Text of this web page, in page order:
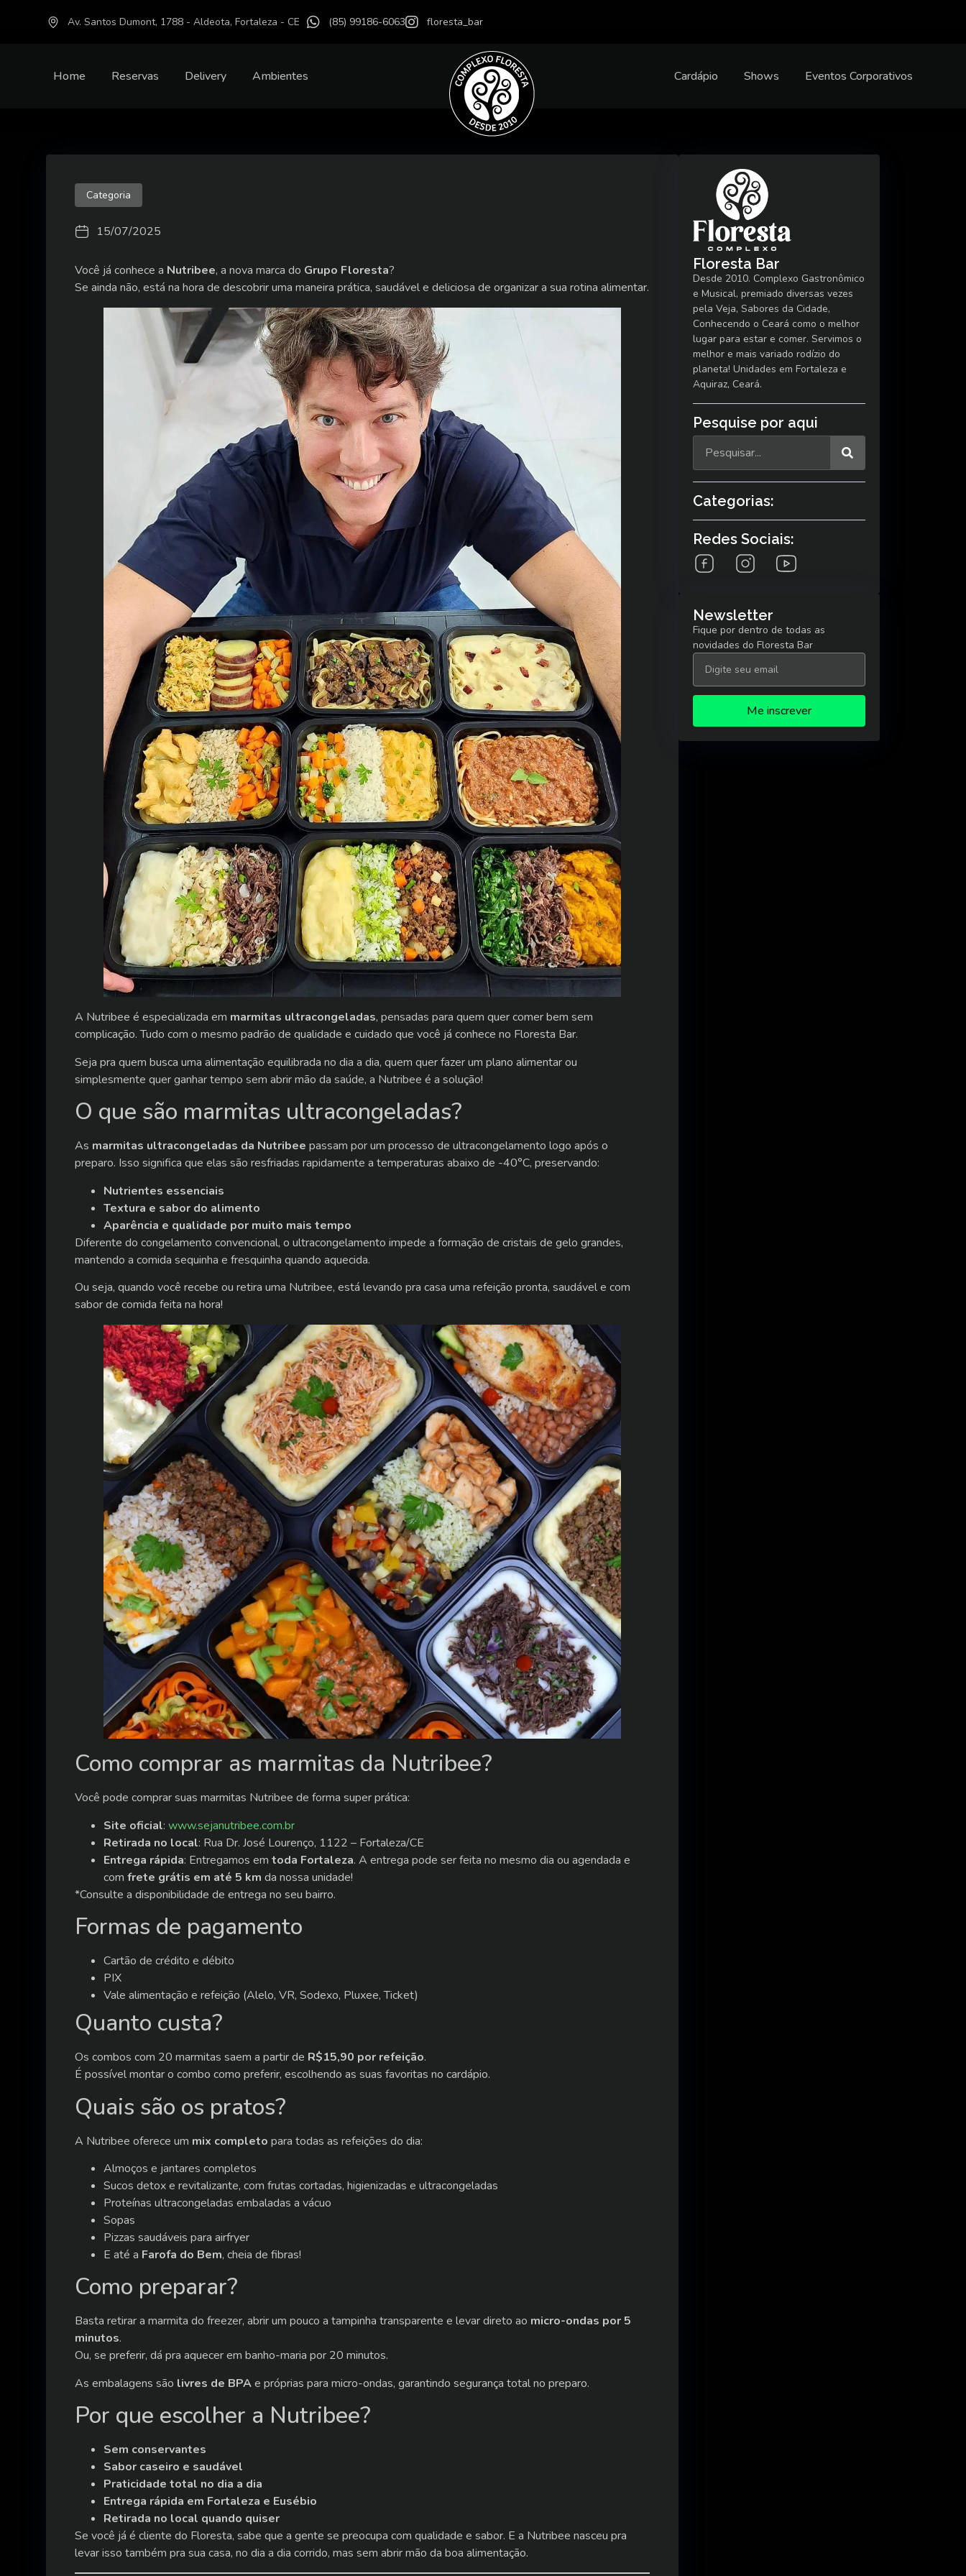
Av. Santos Dumont, 1788 - Aldeota, Fortaleza - CE (85) 99186-6063 floresta_bar
Home Reservas Delivery Ambientes Cardápio Shows Eventos Corporativos
Categoria
15/07/2025
Você já conhece a Nutribee, a nova marca do Grupo Floresta?
Se ainda não, está na hora de descobrir uma maneira prática, saudável e deliciosa de organizar a sua rotina alimentar.
A Nutribee é especializada em marmitas ultracongeladas, pensadas para quem quer comer bem sem
complicação. Tudo com o mesmo padrão de qualidade e cuidado que você já conhece no Floresta Bar.
Seja pra quem busca uma alimentação equilibrada no dia a dia, quem quer fazer um plano alimentar ou
simplesmente quer ganhar tempo sem abrir mão da saúde, a Nutribee é a solução!
O que são marmitas ultracongeladas?
As marmitas ultracongeladas da Nutribee passam por um processo de ultracongelamento logo após o
preparo. Isso significa que elas são resfriadas rapidamente a temperaturas abaixo de -40°C, preservando:
Nutrientes essenciais
Textura e sabor do alimento
Aparência e qualidade por muito mais tempo
Diferente do congelamento convencional, o ultracongelamento impede a formação de cristais de gelo grandes,
mantendo a comida sequinha e fresquinha quando aquecida.
Ou seja, quando você recebe ou retira uma Nutribee, está levando pra casa uma refeição pronta, saudável e com
sabor de comida feita na hora!
Como comprar as marmitas da Nutribee?
Você pode comprar suas marmitas Nutribee de forma super prática:
Site oficial: www.sejanutribee.com.br
Retirada no local: Rua Dr. José Lourenço, 1122 – Fortaleza/CE
Entrega rápida: Entregamos em toda Fortaleza. A entrega pode ser feita no mesmo dia ou agendada e
com frete grátis em até 5 km da nossa unidade!
*Consulte a disponibilidade de entrega no seu bairro.
Formas de pagamento
Cartão de crédito e débito
PIX
Vale alimentação e refeição (Alelo, VR, Sodexo, Pluxee, Ticket)
Quanto custa?
Os combos com 20 marmitas saem a partir de R$15,90 por refeição.
É possível montar o combo como preferir, escolhendo as suas favoritas no cardápio.
Quais são os pratos?
A Nutribee oferece um mix completo para todas as refeições do dia:
Almoços e jantares completos
Sucos detox e revitalizante, com frutas cortadas, higienizadas e ultracongeladas
Proteínas ultracongeladas embaladas a vácuo
Sopas
Pizzas saudáveis para airfryer
E até a Farofa do Bem, cheia de fibras!
Como preparar?
Basta retirar a marmita do freezer, abrir um pouco a tampinha transparente e levar direto ao micro-ondas por 5
minutos.
Ou, se preferir, dá pra aquecer em banho-maria por 20 minutos.
As embalagens são livres de BPAe próprias para micro-ondas, garantindo segurança total no preparo.
Por que escolher a Nutribee?
Sem conservantes
Sabor caseiro e saudável
Praticidade total no dia a dia
Entrega rápida em Fortaleza e Eusébio
Retirada no local quando quiser
Se você já é cliente do Floresta, sabe que a gente se preocupa com qualidade e sabor. E a Nutribee nasceu pra
levar isso também pra sua casa, no dia a dia corrido, mas sem abrir mão da boa alimentação.
Floresta Bar
Desde 2010. Complexo Gastronômico
e Musical, premiado diversas vezes
pela Veja, Sabores da Cidade,
Conhecendo o Ceará como o melhor
lugar para estar e comer. Servimos o
melhor e mais variado rodízio do
planeta! Unidades em Fortaleza e
Aquiraz, Ceará.
Pesquise por aqui
Categorias:
Redes Sociais:
Newsletter
Fique por dentro de todas as
novidades do Floresta Bar
Me inscrever